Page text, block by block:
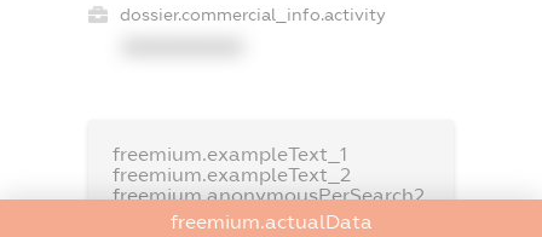
dossier.commercial_info.activity
freemium.exampleText_1
freemium.exampleText_2
freemium.anonymousPerSearch2
freemium.actualData